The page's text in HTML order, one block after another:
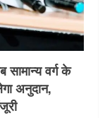
कॉन्टेस्ट ‘मिस
हेयर’ का
सामान्य वर्ग के
अनुदान,